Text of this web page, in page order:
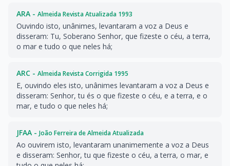
ARA - Almeida Revista Atualizada 1993
Ouvindo isto, unânimes, levantaram a voz a Deus e
disseram: Tu, Soberano Senhor, que fizeste o céu, a terra,
o mar e tudo o que neles há;
ARC - Almeida Revista Corrigida 1995
E, ouvindo eles isto, unânimes levantaram a voz a Deus e
disseram: Senhor, tu és o que fizeste o céu, e a terra, e o
mar, e tudo o que neles há;
JFAA - João Ferreira de Almeida Atualizada
Ao ouvirem isto, levantaram unanimemente a voz a Deus
e disseram: Senhor, tu que fizeste o céu, a terra, o mar, e